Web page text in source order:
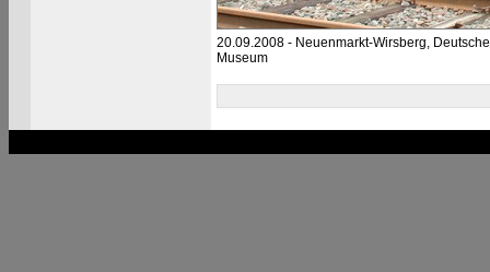
20.09.2008 - Neuenmarkt-Wirsberg,
Museum